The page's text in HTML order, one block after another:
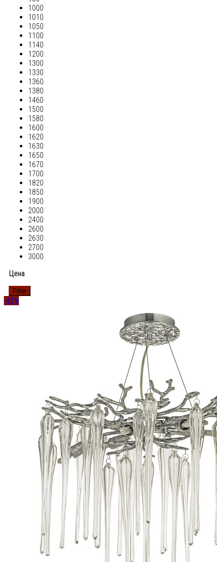
1000
1010
1050
1100
1140
1200
1300
1330
1360
1380
1460
1500
1580
1600
1620
1630
1650
1670
1700
1820
1850
1900
2000
2400
2600
2630
2700
3000
Цена
Filter
-45%